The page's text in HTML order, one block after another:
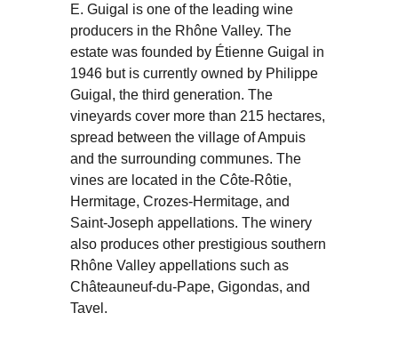
E. Guigal is one of the leading wine
producers in the Rhône Valley. The
estate was founded by Étienne Guigal in
1946 but is currently owned by Philippe
Guigal, the third generation. The
vineyards cover more than 215 hectares,
spread between the village of Ampuis
and the surrounding communes. The
vines are located in the Côte-Rôtie,
Hermitage, Crozes-Hermitage, and
Saint-Joseph appellations. The winery
also produces other prestigious southern
Rhône Valley appellations such as
Châteauneuf-du-Pape, Gigondas, and
Tavel.